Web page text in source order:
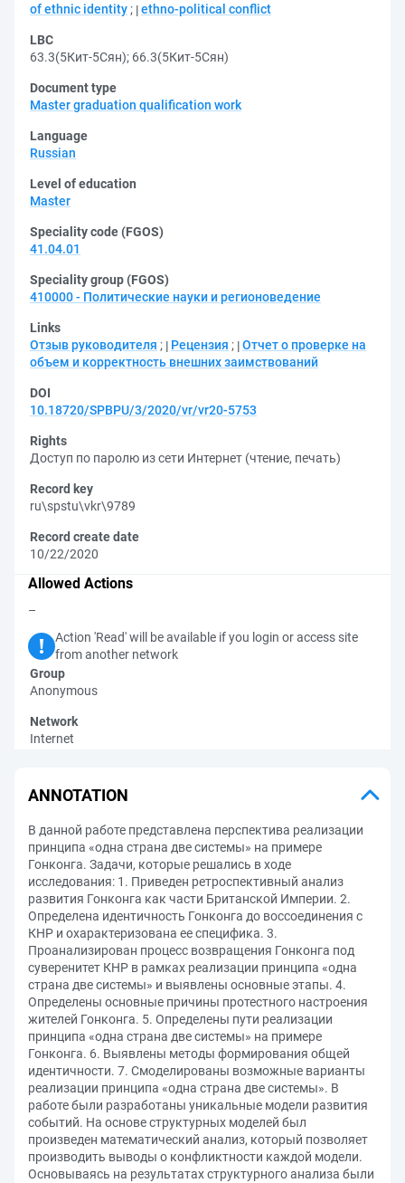
of ethnic identity ; ethno-political conflict
LBC
63.3(5Кит-5Сян); 66.3(5Кит-5Сян)
Document type
Master graduation qualification work
Language
Russian
Level of education
Master
Speciality code (FGOS)
41.04.01
Speciality group (FGOS)
410000 - Политические науки и регионоведение
Links
Отзыв руководителя ; Рецензия ; Отчет о проверке на
объем и корректность внешних заимствований
DOI
10.18720/SPBPU/3/2020/vr/vr20-5753
Rights
Доступ по паролю из сети Интернет (чтение, печать)
Record key
ru\spstu\vkr\9789
Record create date
10/22/2020
Allowed Actions
–
Action 'Read' will be available if you login or access site
from another network
Group
Anonymous
Network
Internet
ANNOTATION
В данной работе представлена перспектива реализации
принципа «одна страна две системы» на примере
Гонконга. Задачи, которые решались в ходе
исследования: 1. Приведен ретроспективный анализ
развития Гонконга как части Британской Империи. 2.
Определена идентичность Гонконга до воссоединения с
КНР и охарактеризована ее специфика. 3.
Проанализирован процесс возвращения Гонконга под
суверенитет КНР в рамках реализации принципа «одна
страна две системы» и выявлены основные этапы. 4.
Определены основные причины протестного настроения
жителей Гонконга. 5. Определены пути реализации
принципа «одна страна две системы» на примере
Гонконга. 6. Выявлены методы формирования общей
идентичности. 7. Смоделированы возможные варианты
реализации принципа «одна страна две системы». В
работе были разработаны уникальные модели развития
событий. На основе структурных моделей был
произведен математический анализ, который позволяет
производить выводы о конфликтности каждой модели.
Основываясь на результатах структурного анализа были